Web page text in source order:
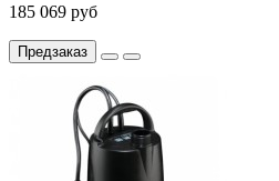
185 069 руб
Предзаказ